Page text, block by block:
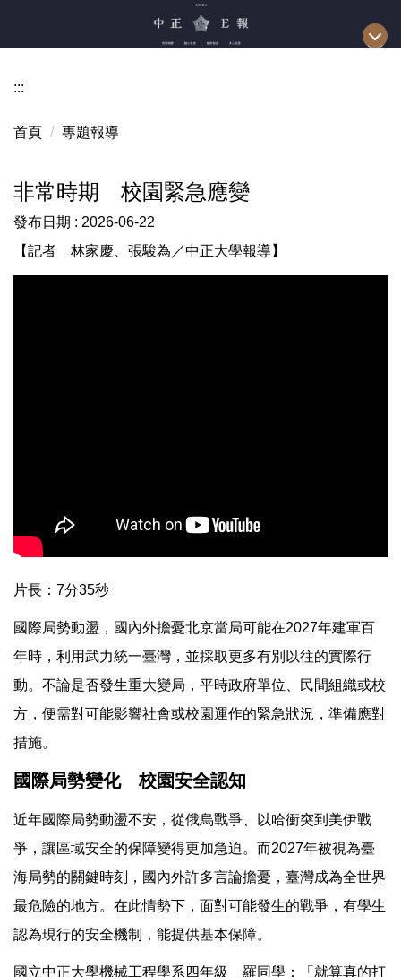
區
:::
首頁 專題報導
非常時期 校園緊急應變
發布日期 : 2026-06-22
【記者 林家慶、張駿為／中正大學報導】
片長：7分35秒
國際局勢動盪，國內外擔憂北京當局可能在2027年建軍百
年時，利用武力統一臺灣，並採取更多有別以往的實際行
動。不論是否發生重大變局，平時政府單位、民間組織或校
方，便需對可能影響社會或校園運作的緊急狀況，準備應對
措施。
國際局勢變化 校園安全認知
近年國際局勢動盪不安，從俄烏戰爭、以哈衝突到美伊戰
爭，讓區域安全的保障變得更加急迫。而2027年被視為臺
海局勢的關鍵時刻，國內外許多言論擔憂，臺灣成為全世界
最危險的地方。在此情勢下，面對可能發生的戰爭，有學生
認為現行的安全機制，能提供基本保障。
國立中正大學機械工程學系四年級 羅同學：「就算真的打